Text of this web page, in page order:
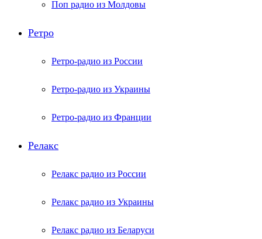
Поп радио из Молдовы
Ретро
Ретро-радио из России
Ретро-радио из Украины
Ретро-радио из Франции
Релакс
Релакс радио из России
Релакс радио из Украины
Релакс радио из Беларуси